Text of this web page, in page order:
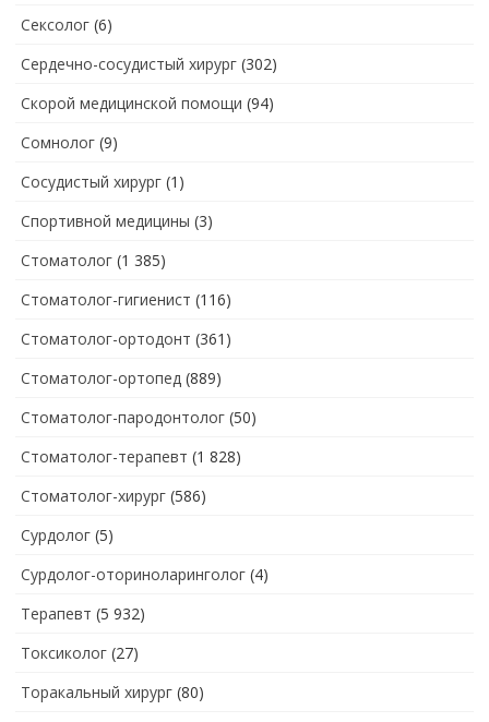
Сексолог (6)
Сердечно-сосудистый хирург (302)
Скорой медицинской помощи (94)
Сомнолог (9)
Сосудистый хирург (1)
Спортивной медицины (3)
Стоматолог (1 385)
Стоматолог-гигиенист (116)
Стоматолог-ортодонт (361)
Стоматолог-ортопед (889)
Стоматолог-пародонтолог (50)
Стоматолог-терапевт (1 828)
Стоматолог-хирург (586)
Сурдолог (5)
Сурдолог-оториноларинголог (4)
Терапевт (5 932)
Токсиколог (27)
Торакальный хирург (80)